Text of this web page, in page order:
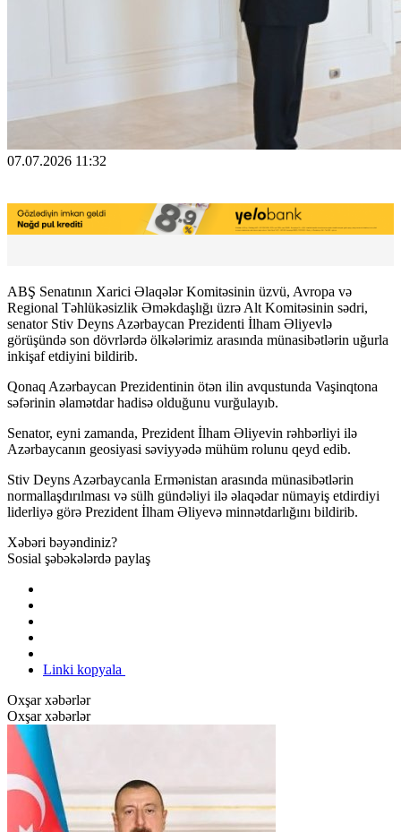
07.07.2026 11:32
ABŞ Senatının Xarici Əlaqələr Komitəsinin üzvü, Avropa və
Regional Təhlükəsizlik Əməkdaşlığı üzrə Alt Komitəsinin sədri,
senator Stiv Deyns Azərbaycan Prezidenti İlham Əliyevlə
görüşündə son dövrlərdə ölkələrimiz arasında münasibətlərin uğurla
inkişaf etdiyini bildirib.
Qonaq Azərbaycan Prezidentinin ötən ilin avqustunda Vaşinqtona
səfərinin əlamətdar hadisə olduğunu vurğulayıb.
Senator, eyni zamanda, Prezident İlham Əliyevin rəhbərliyi ilə
Azərbaycanın geosiyasi səviyyədə mühüm rolunu qeyd edib.
Stiv Deyns Azərbaycanla Ermənistan arasında münasibətlərin
normallaşdırılması və sülh gündəliyi ilə əlaqədar nümayiş etdirdiyi
liderliyə görə Prezident İlham Əliyevə minnətdarlığını bildirib.
Xəbəri bəyəndiniz?
Sosial şəbəkələrdə paylaş
Linki kopyala
Oxşar xəbərlər
Oxşar xəbərlər